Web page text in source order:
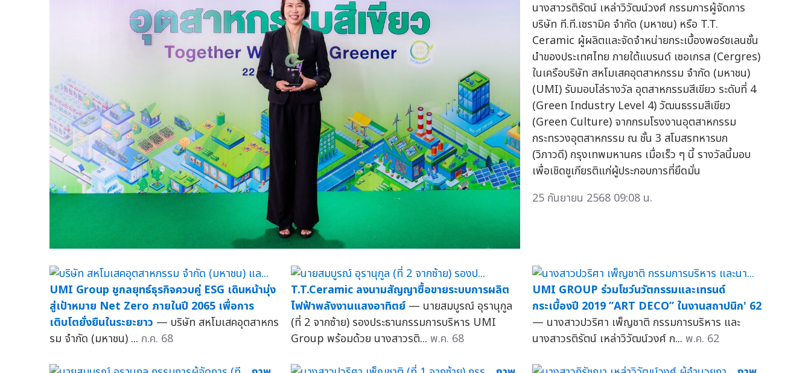
นางสาวรติรัตน์ เหล่าวิวัฒน์วงศ์ กรรมการผู้จัดการ
บริษัท ที.ที.เซรามิค จำกัด (มหาชน) หรือ T.T.
Ceramic ผู้ผลิตและจัดจำหน่ายกระเบื้องพอร์ซเลนชั้น
นำของประเทศไทย ภายใต้แบรนด์ เซอเกรส (Cergres)
ในเครือบริษัท สหโมเสคอุตสาหกรรม จำกัด (มหาชน)
(UMI) รับมอบโล่รางวัล อุตสาหกรรมสีเขียว ระดับที่ 4
(Green Industry Level 4) วัฒนธรรมสีเขียว
(Green Culture) จากกรมโรงงานอุตสาหกรรม
กระทรวงอุตสาหกรรม ณ ชั้น 3 สโมสรทหารบก
(วิภาวดี) กรุงเทพมหานคร เมื่อเร็ว ๆ นี้ รางวัลนี้มอบ
เพื่อเชิดชูเกียรติแก่ผู้ประกอบการที่ยึดมั่น
25 กันยายน 2568 09:08 น.
UMI Group ชูกลยุทธ์ธุรกิจควบคู่ ESG เดินหน้ามุ่ง
สู่เป้าหมาย Net Zero ภายในปี 2065 เพื่อการ
เติบโตยั่งยืนในระยะยาว — บริษัท สหโมเสคอุตสาหกร
รม จำกัด (มหาชน) ... ก.ค. 68
T.T.Ceramic ลงนามสัญญาซื้อขายระบบการผลิต
ไฟฟ้าพลังงานแสงอาทิตย์ — นายสมบูรณ์ อุรานุกูล
(ที่ 2 จากซ้าย) รองประธานกรรมการบริหาร UMI
Group พร้อมด้วย นางสาวรติ... พ.ค. 68
UMI GROUP ร่วมโชว์นวัตกรรมและเทรนด์
กระเบื้องปี 2019 ”ART DECO” ในงานสถาปนิก' 62
— นางสาวปวริศา เพ็ญชาติ กรรมการบริหาร และ
นางสาวรติรัตน์ เหล่าวิวัฒน์วงศ์ ก... พ.ค. 62